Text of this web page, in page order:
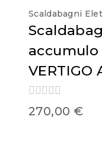
Scaldabagni
accumulo
VERTIGO
0
out
270,00 €